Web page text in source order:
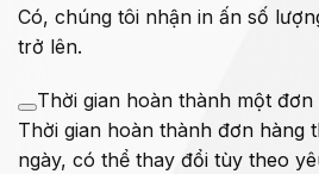
Có, chúng tôi nhận in ấn số
trở lên.
Thời gian hoàn thành một
Thời gian hoàn thành đơn hàng
ngày, có thể thay đổi tùy theo